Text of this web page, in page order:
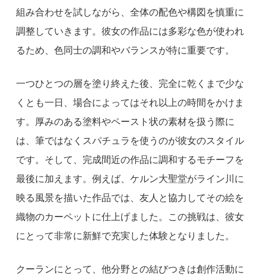
組み合わせを試しながら、全体の配色や構図を慎重に
調整していきます。彼女の作品には多彩な色が使われ
るため、色同士の調和やバランスが特に重要です。
一つひとつの層を塗り終えた後、完全に乾くまで少な
くとも一日、場合によってはそれ以上の時間をかけま
す。厚みのある塗料やペースト状の素材を扱う際に
は、筆ではなくスパチュラを使うのが彼女のスタイル
です。そして、完成間近の作品に調和するモチーフを
最後に加えます。例えば、ケルン大聖堂がライン川に
映る風景を描いた作品では、友人と協力してその絵を
織物のカーペットに仕上げました。この挑戦は、彼女
にとって非常に新鮮で充実した体験となりました。
クーランにとって、他分野との結びつきは創作活動に